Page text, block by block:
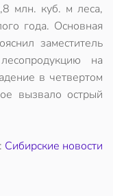
млн. куб. м леса,
года. Основная
заместитель
на
в четвертом
вызвало острый
Сибирские новости